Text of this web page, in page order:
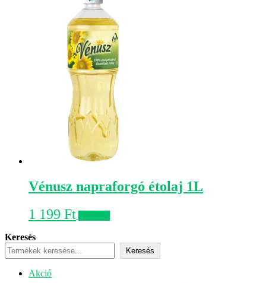
Vénusz napraforgó étolaj 1L
1 199 Ft
Keresés
Keresés
AkcióAkciós